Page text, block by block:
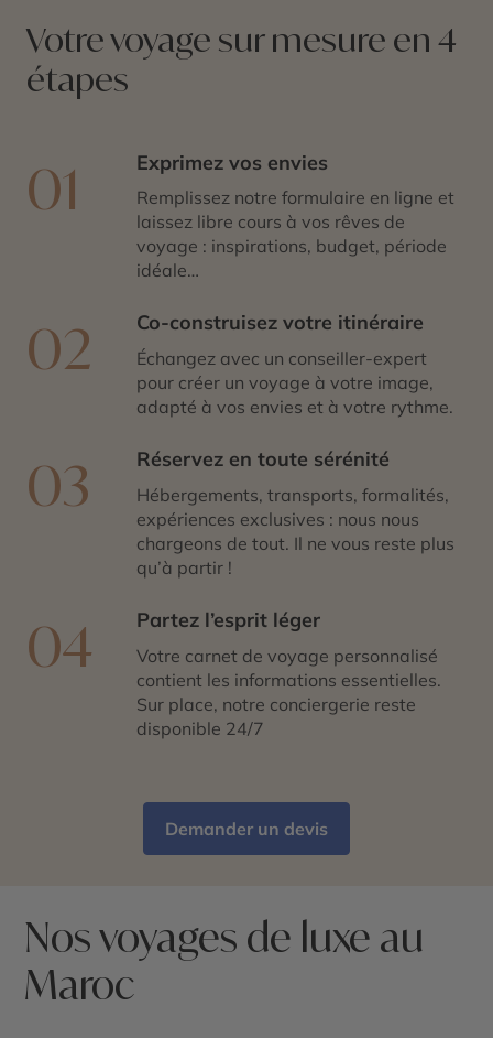
Votre voyage sur mesure en 4
étapes
01 Exprimez vos envies
Remplissez notre formulaire en ligne et
laissez libre cours à vos rêves de
voyage : inspirations, budget, période
idéale…
02 Co-construisez votre itinéraire
Échangez avec un conseiller-expert
pour créer un voyage à votre image,
adapté à vos envies et à votre rythme.
03 Réservez en toute sérénité
Hébergements, transports, formalités,
expériences exclusives : nous nous
chargeons de tout. Il ne vous reste plus
qu’à partir !
04 Partez l’esprit léger
Votre carnet de voyage personnalisé
contient les informations essentielles.
Sur place, notre conciergerie reste
disponible 24/7
Demander un devis
Nos voyages de luxe au
Maroc